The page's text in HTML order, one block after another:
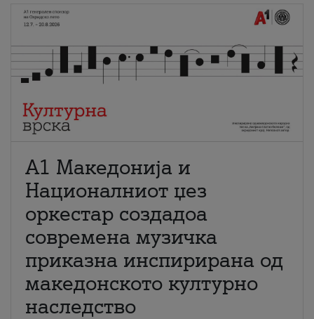
А1 Македонија и
Националниот џез
оркестар создадоа
современа музичка
приказна инспирирана од
македонското културно
наследство